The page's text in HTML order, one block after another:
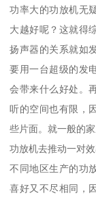
功率大的功放机无
大越好呢？这就得
扬声器的关系就如
要用一台超级的发
会带来什么好处。
听的空间也有限，
些片面。就一般的
功放机去推动一对
不同地区生产的功
喜好又不尽相同，